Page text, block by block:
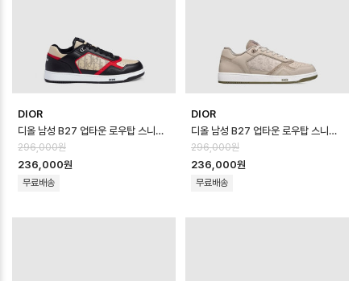
DIOR
디올 남성 B27 업타운 로우탑 스니커즈 - Dior Mens B27 Uptown Low …
296,000원
236,000원
무료배송
DIOR
디올 남성 B27 업타운 로우탑 스니커즈 - Dior Mens B27 Uptown Low …
296,000원
236,000원
무료배송